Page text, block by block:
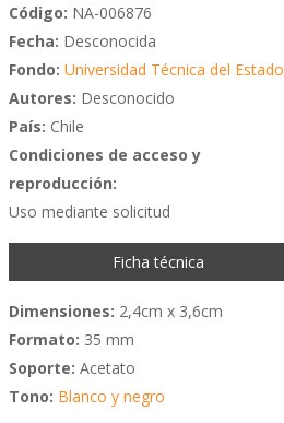
Código: NA-006876
Fecha: Desconocida
Fondo: Universidad Técnica del Estado
Autores: Desconocido
País: Chile
Condiciones de acceso y
reproducción:
Uso mediante solicitud
Ficha técnica
Dimensiones: 2,4cm x 3,6cm
Formato: 35 mm
Soporte: Acetato
Tono: Blanco y negro